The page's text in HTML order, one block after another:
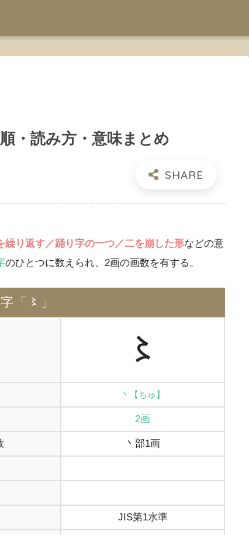
・読み方・意味まとめ
り返す／踊り字の一つ／二を崩した形などの意
のひとつに数えられ、2画の画数を有する。
「〻」
〻
丶【ちゅ】
2画
丶部1画
JIS第1水準